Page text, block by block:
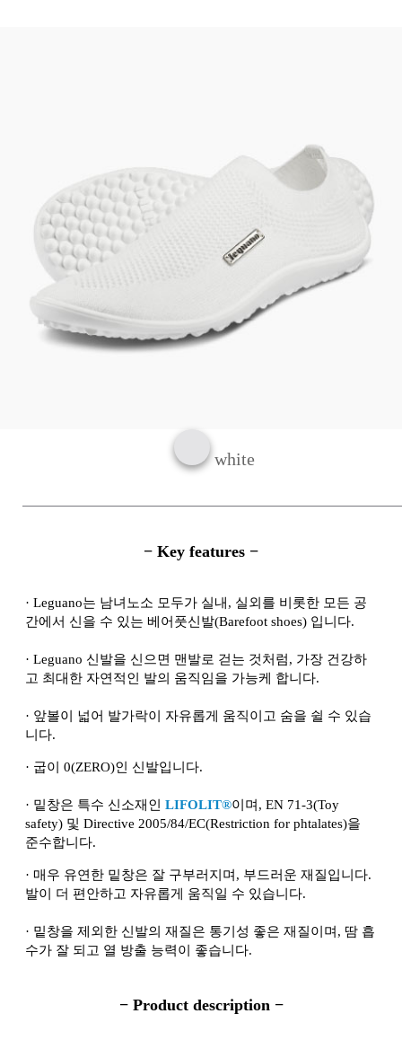
white
− Key features −
· Leguano는 남녀노소 모두가 실내, 실외를 비롯한 모든 공
간에서 신을 수 있는 베어풋신발(Barefoot shoes) 입니다.
· Leguano 신발을 신으면 맨발로 걷는 것처럼, 가장 건강하
고 최대한 자연적인 발의 움직임을 가능케 합니다.
· 앞볼이 넓어 발가락이 자유롭게 움직이고 숨을 쉴 수 있습
니다.
· 굽이 0(ZERO)인 신발입니다.
· 밑창은 특수 신소재인 LIFOLIT®이며, EN 71-3(Toy
safety) 및 Directive 2005/84/EC(Restriction for phtalates)을
준수합니다.
· 매우 유연한 밑창은 잘 구부러지며, 부드러운 재질입니다.
발이 더 편안하고 자유롭게 움직일 수 있습니다.
· 밑창을 제외한 신발의 재질은 통기성 좋은 재질이며, 땀 흡
수가 잘 되고 열 방출 능력이 좋습니다.
− Product description −